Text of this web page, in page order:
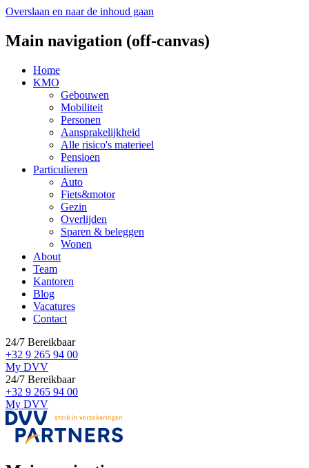
Overslaan en naar de inhoud gaan
Main navigation (off-canvas)
Home
KMO
Gebouwen
Mobiliteit
Personen
Aansprakelijkheid
Alle risico's materieel
Pensioen
Particulieren
Auto
Fiets&motor
Gezin
Overlijden
Sparen & beleggen
Wonen
About
Team
Kantoren
Blog
Vacatures
Contact
24/7 Bereikbaar
+32 9 265 94 00
My DVV
24/7 Bereikbaar
+32 9 265 94 00
My DVV